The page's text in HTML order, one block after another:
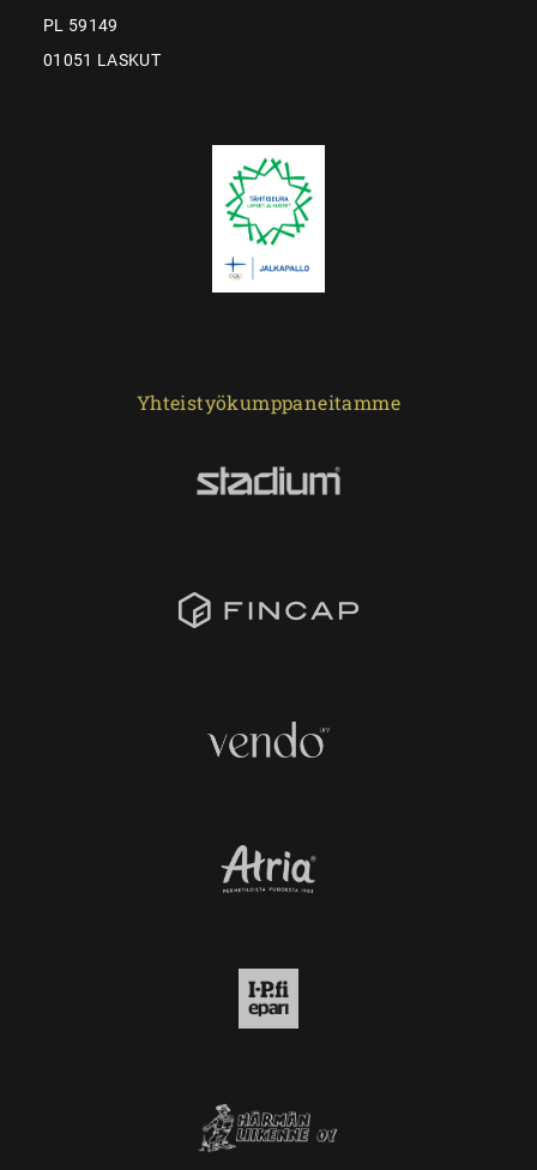
PL 59149
01051 LASKUT
Yhteistyökumppaneitamme